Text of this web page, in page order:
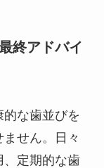
終アドバイ
な歯並びを
せん。日々
、定期的な歯